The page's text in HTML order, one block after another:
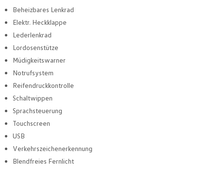
Beheizbares Lenkrad
Elektr. Heckklappe
Lederlenkrad
Lordosenstütze
Müdigkeitswarner
Notrufsystem
Reifendruckkontrolle
Schaltwippen
Sprachsteuerung
Touchscreen
USB
Verkehrszeichenerkennung
Blendfreies Fernlicht